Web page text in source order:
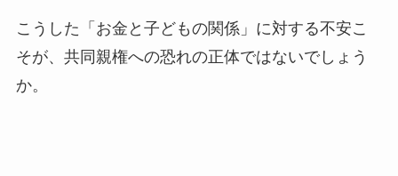
こうした「お金と子どもの関係」に対する不安こ
そが、共同親権への恐れの正体ではないでしょう
か。